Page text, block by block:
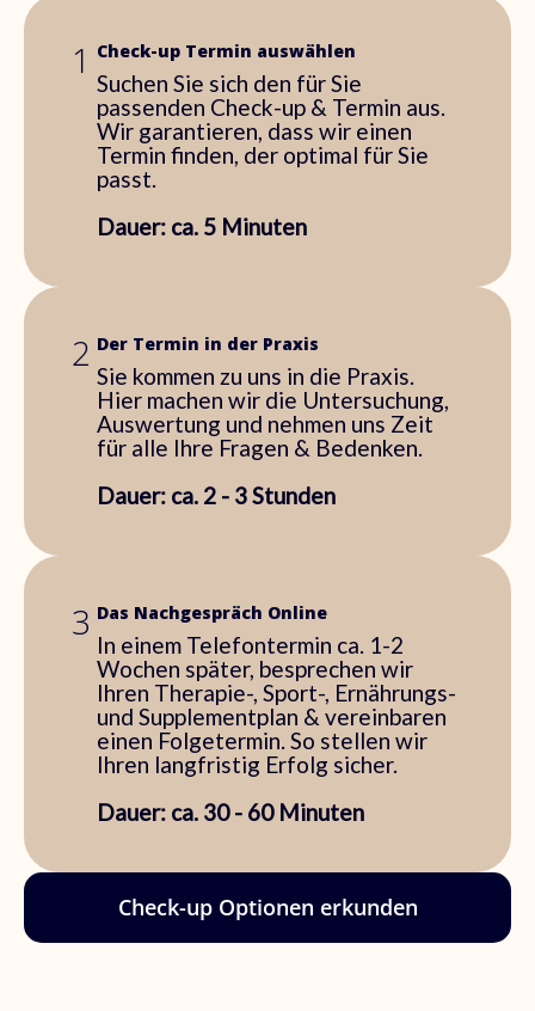
1 Check-up Termin auswählen
Suchen Sie sich den für Sie
passenden Check-up & Termin aus.
Wir garantieren, dass wir einen
Termin finden, der optimal für Sie
passt.
Dauer: ca. 5 Minuten
2 Der Termin in der Praxis
Sie kommen zu uns in die Praxis.
Hier machen wir die Untersuchung,
Auswertung und nehmen uns Zeit
für alle Ihre Fragen & Bedenken.
Dauer: ca. 2 - 3 Stunden
3 Das Nachgespräch Online
In einem Telefontermin ca. 1-2
Wochen später, besprechen wir
Ihren Therapie-, Sport-, Ernährungs-
und Supplementplan & vereinbaren
einen Folgetermin. So stellen wir
Ihren langfristig Erfolg sicher.
Dauer: ca. 30 - 60 Minuten
Check-up Optionen erkunden